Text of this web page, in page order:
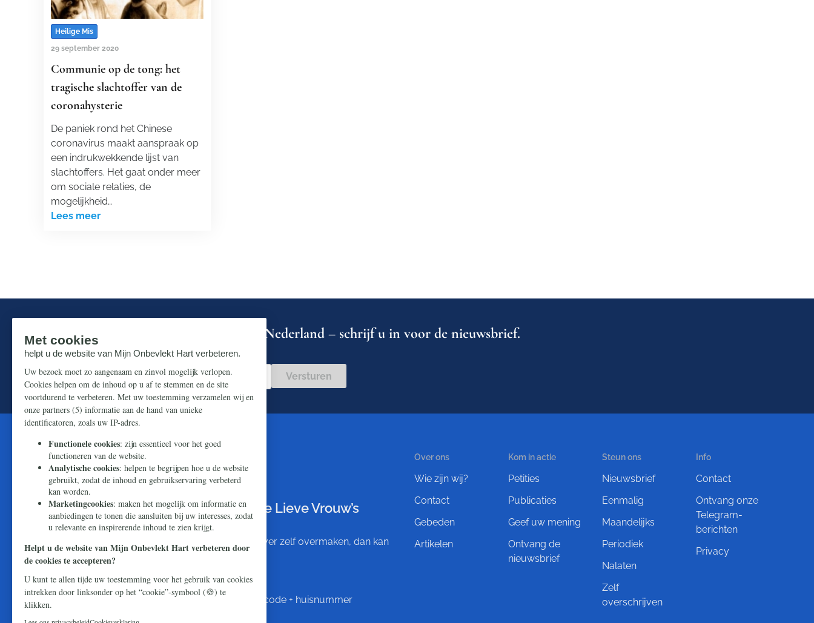
Heilige Mis
29 september 2020
Communie op de tong: het
tragische slachtoffer van de
coronahysterie
De paniek rond het Chinese
coronavirus maakt aanspraak op
een indrukwekkende lijst van
slachtoffers. Het gaat onder meer
om sociale relaties, de
mogelijkheid…
Lees meer
Mis niks in de strijd om ons prachtige Nederland – schrijf u in voor de nieuwsbrief.
Zorg dat u niets over dit thema mist.
Versturen
U kunt de wereld bereiken met Onze Lieve Vrouw’s
boodschap van hoop en redding
. Wilt u liever zelf overmaken, dan kan
dat naar:
T.n.v. Stichting Civitas Christiana
O.v.v. Webdonatie Mijn Onbevlekt Hart en uw postcode + huisnummer
Over ons
Wie zijn wij?
Contact
Gebeden
Artikelen
Kom in actie
Petities
Publicaties
Geef uw mening
Ontvang de
nieuwsbrief
Steun ons
Nieuwsbrief
Eenmalig
Maandelijks
Periodiek
Nalaten
Zelf
overschrijven
Info
Contact
Ontvang onze
Telegram-
berichten
Privacy